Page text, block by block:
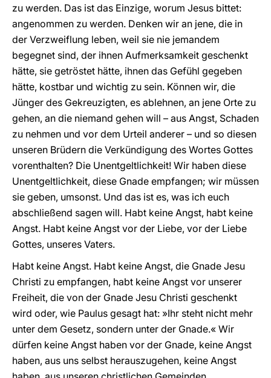
zu werden. Das ist das Einzige, worum Jesus bittet:
angenommen zu werden. Denken wir an jene, die in
der Verzweiflung leben, weil sie nie jemandem
begegnet sind, der ihnen Aufmerksamkeit geschenkt
hätte, sie getröstet hätte, ihnen das Gefühl gegeben
hätte, kostbar und wichtig zu sein. Können wir, die
Jünger des Gekreuzigten, es ablehnen, an jene Orte zu
gehen, an die niemand gehen will – aus Angst, Schaden
zu nehmen und vor dem Urteil anderer – und so diesen
unseren Brüdern die Verkündigung des Wortes Gottes
vorenthalten? Die Unentgeltlichkeit! Wir haben diese
Unentgeltlichkeit, diese Gnade empfangen; wir müssen
sie geben, umsonst. Und das ist es, was ich euch
abschließend sagen will. Habt keine Angst, habt keine
Angst. Habt keine Angst vor der Liebe, vor der Liebe
Gottes, unseres Vaters.
Habt keine Angst. Habt keine Angst, die Gnade Jesu
Christi zu empfangen, habt keine Angst vor unserer
Freiheit, die von der Gnade Jesu Christi geschenkt
wird oder, wie Paulus gesagt hat: »Ihr steht nicht mehr
unter dem Gesetz, sondern unter der Gnade.« Wir
dürfen keine Angst haben vor der Gnade, keine Angst
haben, aus uns selbst herauszugehen, keine Angst